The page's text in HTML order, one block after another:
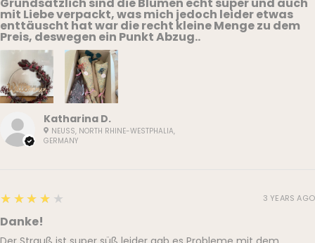
Katharina D.
NEUSS, NORTH RHINE-WESTPHALIA,
GERMANY
mit Liebe verpackt, was mich jedoch leider etwas
enttäuscht hat war die recht kleine Menge zu dem
Preis, deswegen ein Punkt Abzug..
4
★★★★★
Danke!
3 YEARS AGO